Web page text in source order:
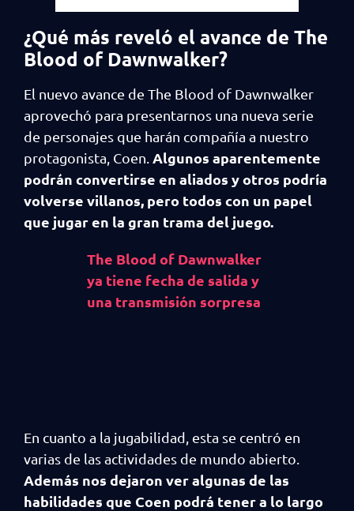
¿Qué más reveló el avance de The
Blood of Dawnwalker?
El nuevo avance de The Blood of Dawnwalker
aprovechó para presentarnos una nueva serie
de personajes que harán compañía a nuestro
protagonista, Coen. Algunos aparentemente
podrán convertirse en aliados y otros podría
volverse villanos, pero todos con un papel
que jugar en la gran trama del juego.
The Blood of Dawnwalker
ya tiene fecha de salida y
una transmisión sorpresa
En cuanto a la jugabilidad, esta se centró en
varias de las actividades de mundo abierto.
Además nos dejaron ver algunas de las
habilidades que Coen podrá tener a lo largo